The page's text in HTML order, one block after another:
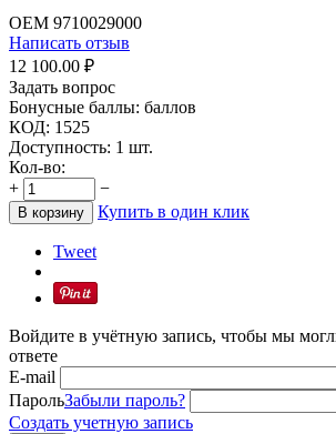
OEM 9710029000
Написать отзыв
12 100.00 ₽
Задать вопрос
Бонусные баллы: баллов
КОД: 1525
Доступность: 1 шт.
Кол-во:
+
−
В корзину Купить в один клик
Tweet
Войдите в учётную запись, чтобы мы
ответе
E-mail
ПарольЗабыли пароль?
Создать учетную запись